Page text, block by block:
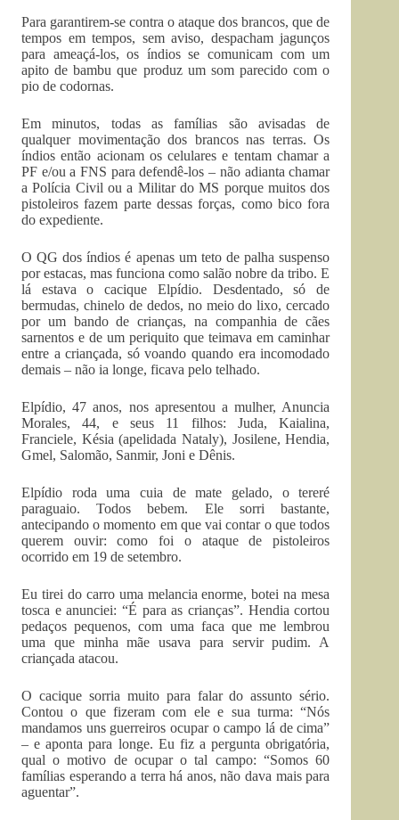
Para garantirem-se contra o ataque dos brancos, que de
tempos em tempos, sem aviso, despacham jagunços
para ameaçá-los, os índios se comunicam com um
apito de bambu que produz um som parecido com o
pio de codornas.
Em minutos, todas as famílias são avisadas de
qualquer movimentação dos brancos nas terras. Os
índios então acionam os celulares e tentam chamar a
PF e/ou a FNS para defendê-los – não adianta chamar
a Polícia Civil ou a Militar do MS porque muitos dos
pistoleiros fazem parte dessas forças, como bico fora
do expediente.
O QG dos índios é apenas um teto de palha suspenso
por estacas, mas funciona como salão nobre da tribo. E
lá estava o cacique Elpídio. Desdentado, só de
bermudas, chinelo de dedos, no meio do lixo, cercado
por um bando de crianças, na companhia de cães
sarnentos e de um periquito que teimava em caminhar
entre a criançada, só voando quando era incomodado
demais – não ia longe, ficava pelo telhado.
Elpídio, 47 anos, nos apresentou a mulher, Anuncia
Morales, 44, e seus 11 filhos: Juda, Kaialina,
Franciele, Késia (apelidada Nataly), Josilene, Hendia,
Gmel, Salomão, Sanmir, Joni e Dênis.
Elpídio roda uma cuia de mate gelado, o tereré
paraguaio. Todos bebem. Ele sorri bastante,
antecipando o momento em que vai contar o que todos
querem ouvir: como foi o ataque de pistoleiros
ocorrido em 19 de setembro.
Eu tirei do carro uma melancia enorme, botei na mesa
tosca e anunciei: “É para as crianças”. Hendia cortou
pedaços pequenos, com uma faca que me lembrou
uma que minha mãe usava para servir pudim. A
criançada atacou.
O cacique sorria muito para falar do assunto sério.
Contou o que fizeram com ele e sua turma: “Nós
mandamos uns guerreiros ocupar o campo lá de cima”
– e aponta para longe. Eu fiz a pergunta obrigatória,
qual o motivo de ocupar o tal campo: “Somos 60
famílias esperando a terra há anos, não dava mais para
aguentar”.